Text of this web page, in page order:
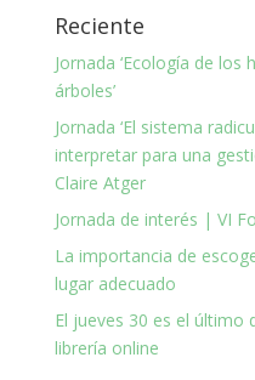
Reciente
Jornada ‘Ecología de
árboles’
Jornada ‘El sistema
interpretar para una
Claire Atger
Jornada de interés | VI
La importancia de
lugar adecuado
El jueves 30 es el último
librería online